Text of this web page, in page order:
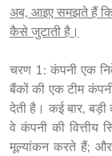
अब, आइए समझते हैं कि
कैसे जुटाती है।
चरण 1: कंपनी एक
बैंकों की एक टीम
देती है। कई बार,
वे कंपनी की वित्तीय
मूल्यांकन करते हैं; और